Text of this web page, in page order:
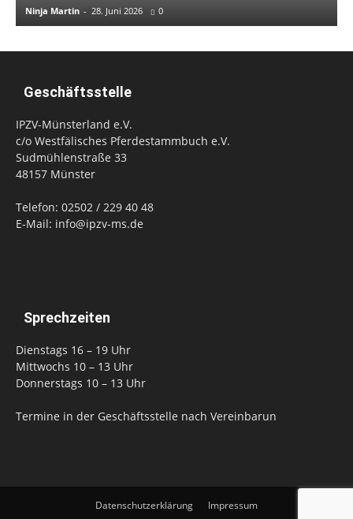
Ninja Martin - 28. Juni 2026 0
Geschäftsstelle
IPZV-Münsterland e.V.
c/o Westfälisches Pferdestammbuch e.V.
Sudmühlenstraße 33
48157 Münster
Telefon: 02502 / 229 40 48
E-Mail: info@ipzv-ms.de
Sprechzeiten
Dienstags 16 – 19 Uhr
Mittwochs 10 – 13 Uhr
Donnerstags 10 – 13 Uhr
Termine in der Geschäftsstelle nach Vereinbarun
Datenschutzerklärung Impressum